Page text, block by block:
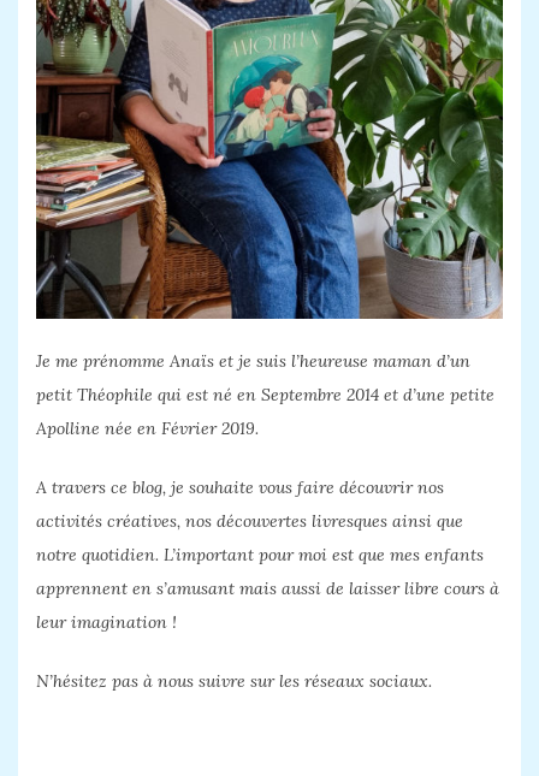
Je me prénomme Anaïs et je suis l’heureuse maman d’un
petit Théophile qui est né en Septembre 2014 et d’une petite
Apolline née en Février 2019.
A travers ce blog, je souhaite vous faire découvrir nos
activités créatives, nos découvertes livresques ainsi que
notre quotidien. L’important pour moi est que mes enfants
apprennent en s’amusant mais aussi de laisser libre cours à
leur imagination !
N’hésitez pas à nous suivre sur les réseaux sociaux.